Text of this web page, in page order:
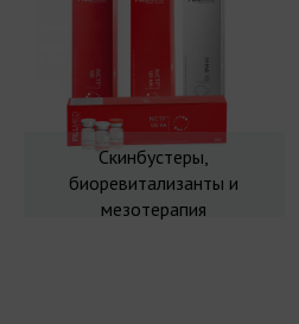
Скинбустеры,
биоревитализанты и
мезотерапия